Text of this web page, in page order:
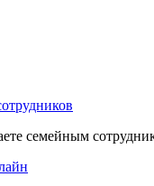
семейным